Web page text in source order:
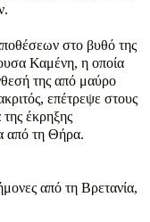
στο βυθό της
Καμένη, η οποία
της από μαύρο
επέτρεψε στους
έκρηξης
από τη Θήρα.
από τη Βρετανία,